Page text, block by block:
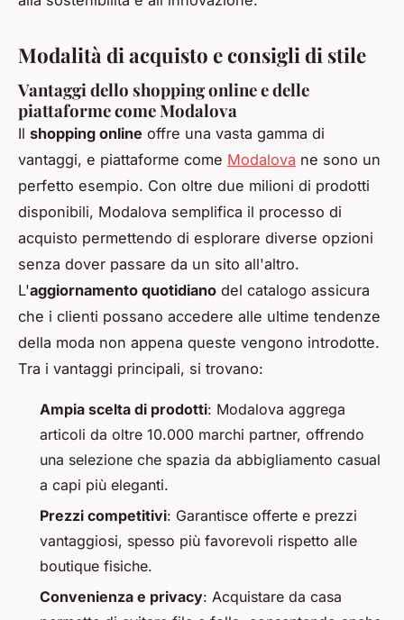
Modalità di acquisto e consigli di stile
Vantaggi dello shopping online e delle
piattaforme come Modalova
Il shopping online offre una vasta gamma di
vantaggi, e piattaforme come Modalova ne sono un
perfetto esempio. Con oltre due milioni di prodotti
disponibili, Modalova semplifica il processo di
acquisto permettendo di esplorare diverse opzioni
senza dover passare da un sito all'altro.
L'aggiornamento quotidiano del catalogo assicura
che i clienti possano accedere alle ultime tendenze
della moda non appena queste vengono introdotte.
Tra i vantaggi principali, si trovano:
Ampia scelta di prodotti: Modalova aggrega
articoli da oltre 10.000 marchi partner, offrendo
una selezione che spazia da abbigliamento casual
a capi più eleganti.
Prezzi competitivi: Garantisce offerte e prezzi
vantaggiosi, spesso più favorevoli rispetto alle
boutique fisiche.
Convenienza e privacy: Acquistare da casa